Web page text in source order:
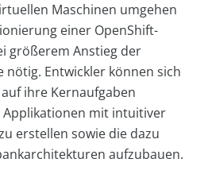
Maschinen umgehen
einer OpenShift-
größerem Anstieg der
nötig. Entwickler können sich
ihre Kernaufgaben
mit intuitiver
erstellen sowie die dazu
aufzubauen.